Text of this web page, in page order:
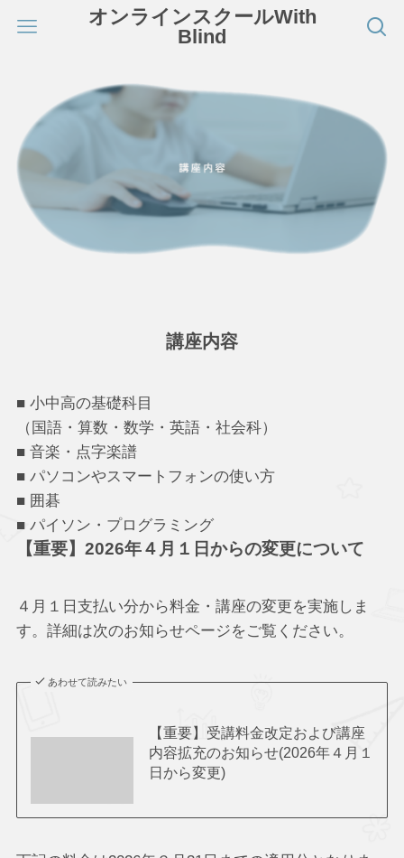
オンラインスクールWith
Blind
講座内容
■ 小中高の基礎科目
（国語・算数・数学・英語・社会科）
■ 音楽・点字楽譜
■ パソコンやスマートフォンの使い方
■ 囲碁
■ パイソン・プログラミング
【重要】2026年４月１日からの変更について
４月１日支払い分から料金・講座の変更を実施しま
す。詳細は次のお知らせページをご覧ください。
あわせて読みたい
【重要】受講料金改定および講座
内容拡充のお知らせ(2026年４月１
日から変更)